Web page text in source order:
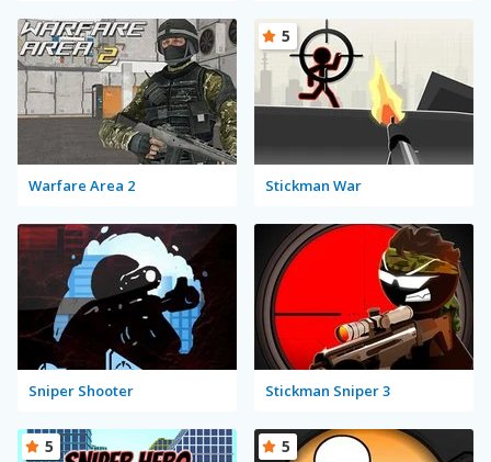
Warfare Area 2 Stickman War
5
Sniper Shooter Stickman Sniper 3
5 5